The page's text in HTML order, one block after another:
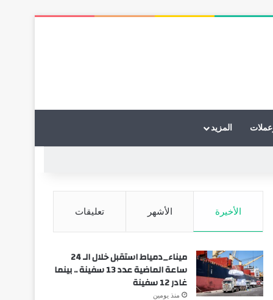
المزيد
الأخيرة الأشهر تعليقات
ميناء_دمياط استقبل خلال الـ 24
ساعة الماضية عدد 13 سفينة .. بينما
غادر 12 سفينة
منذ يومين